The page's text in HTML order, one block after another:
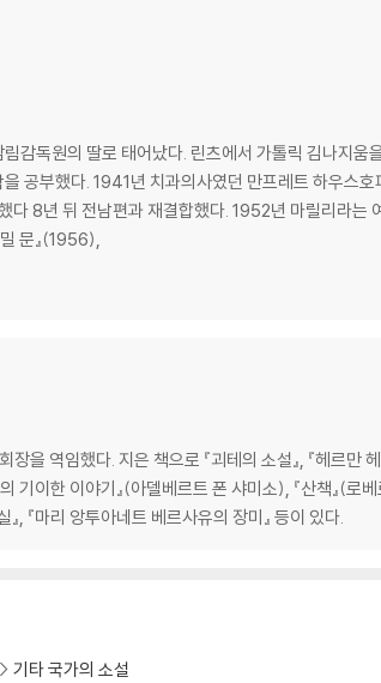
감독원의 딸로 태어났다. 린츠에서 가톨릭 김나지
공부했다. 1941년 치과의사였던 만프레트 하우스
8년 뒤 전남편과 재결합했다. 1952년 마릴리라는
문』(1956),
역임했다. 지은 책으로 『괴테의 소설』, 『헤르만 헤
기이한 이야기』(아델베르트 폰 샤미소), 『산책』(로
』, 『마리 앙투아네트 베르사유의 장미』 등이 있다.
기타 국가의 소설